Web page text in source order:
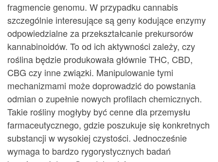
fragmencie genomu. W przypadku cannabis
szczególnie interesujące są geny kodujące enzymy
odpowiedzialne za przekształcanie prekursorów
kannabinoidów. To od ich aktywności zależy, czy
roślina będzie produkowała głównie THC, CBD,
CBG czy inne związki. Manipulowanie tymi
mechanizmami może doprowadzić do powstania
odmian o zupełnie nowych profilach chemicznych.
Takie rośliny mogłyby być cenne dla przemysłu
farmaceutycznego, gdzie poszukuje się konkretnych
substancji w wysokiej czystości. Jednocześnie
wymaga to bardzo rygorystycznych badań